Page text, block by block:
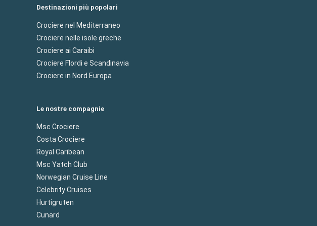
Destinazioni più popolari
Crociere nel Mediterraneo
Crociere nelle isole greche
Crociere ai Caraibi
Crociere Flordi e Scandinavia
Crociere in Nord Europa
Le nostre compagnie
Msc Crociere
Costa Crociere
Royal Caribean
Msc Yatch Club
Norwegian Cruise Line
Celebrity Cruises
Hurtigruten
Cunard